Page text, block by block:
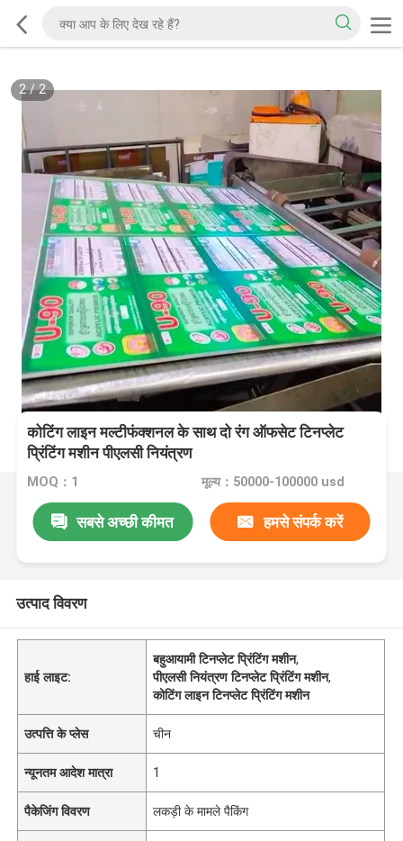
2/2
कोटिंग लाइन मल्टीफंक्शनल के साथ दो रंग ऑफसेट टिनप्लेट
प्रिंटिंग मशीन पीएलसी नियंत्रण
MOQ：1 मूल्य：50000-100000 usd
सबसे अच्छी कीमत हमसे संपर्क करें
उत्पाद विवरण
हाई लाइट:
बहुआयामी टिनप्लेट प्रिंटिंग मशीन,
पीएलसी नियंत्रण टिनप्लेट प्रिंटिंग मशीन,
कोटिंग लाइन टिनप्लेट प्रिंटिंग मशीन
उत्पत्ति के प्लेस चीन
न्यूनतम आदेश मात्रा 1
पैकेजिंग विवरण लकड़ी के मामले पैकिंग